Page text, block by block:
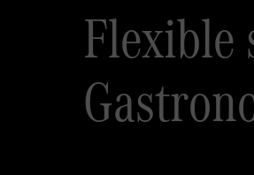
Flexible